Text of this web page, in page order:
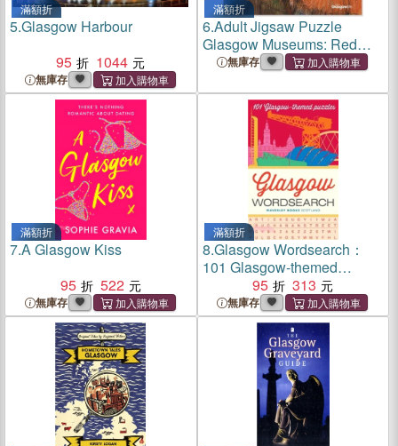
滿額折
5.Glasgow Harbour
95
1044
無庫存
滿額折
6.Adult Jigsaw Puzzle
Glasgow Museums: Red
Ballet Skirts by Edgar Degas
Jigsaw Puzzles
無庫存
滿額折
7.A Glasgow Kiss
95
522
無庫存
滿額折
8.Glasgow Wordsearch：
101 Glasgow-themed
95 313
無庫存